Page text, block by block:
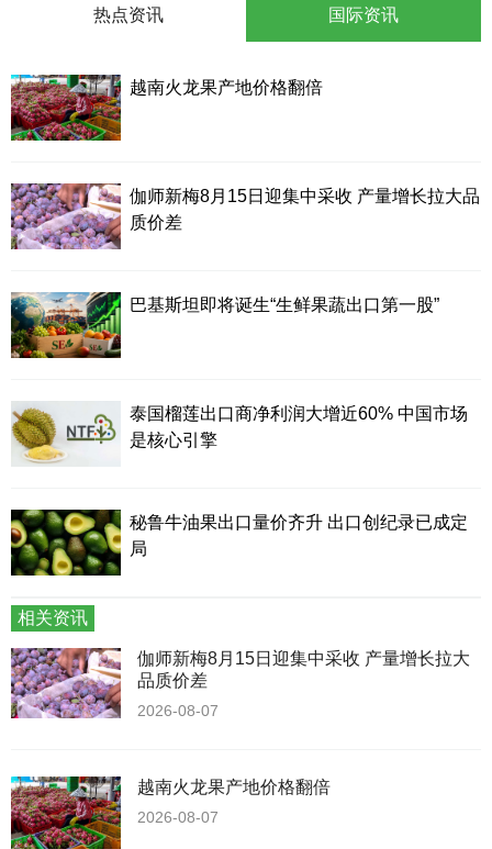
热点资讯
越南火龙果产地价格翻倍
伽师新梅8月15日迎集中采收 产量增长拉大品
质价差
巴基斯坦即将诞生“生鲜果蔬出口第一股”
泰国榴莲出口商净利润大增近60% 中国市场
是核心引擎
秘鲁牛油果出口量价齐升 出口创纪录已成定
局
国际资讯
相关资讯
伽师新梅8月15日迎集中采收 产量增长拉大
品质价差
2026-08-07
越南火龙果产地价格翻倍
2026-08-07